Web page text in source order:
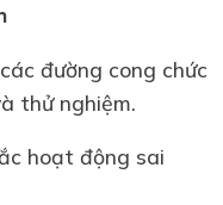
đường cong chức
thử nghiệm.
hoạt động sai